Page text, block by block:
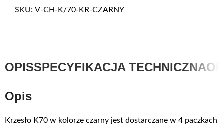
SKU: V-CH-K/70-KR-CZARNY
OPISSPECYFIKACJA TECHNICZNA
Opis
Krzesło K70 w kolorze czarny jest dostarczane w 4 paczkach